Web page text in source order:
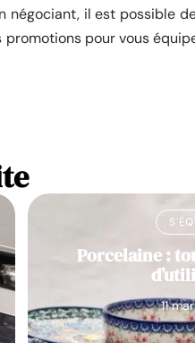
il est possible
promotions pour vous
Porcelaine :
11